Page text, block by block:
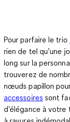
Pour parfaire le trio
rien de tel qu’une
long sur la
trouverez de
nœuds papillon
accessoires sont
d’élégance à